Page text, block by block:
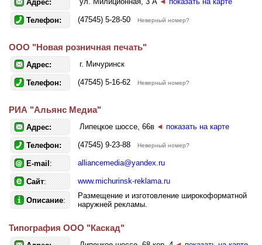
Адрес:
Телефон: (47545) 5-28-50 Неверный номер?
ООО "Новая розничная печать"
Адрес: г. Мичуринск
Телефон: (47545) 5-16-62 Неверный номер?
РИА "Альянс Медиа"
Адрес: Липецкое шоссе, 66в ◄ показать на карте
Телефон: (47545) 9-23-88 Неверный номер?
E-mail : alliancemedia@yandex.ru
Сайт: www.michurinsk-reklama.ru
Описание:
Размещение и изготовление широкоформатной
наружней рекламы.
Типография ООО "Каскад"